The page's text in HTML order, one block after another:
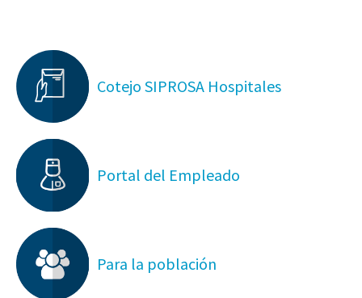
Cotejo SIPROSA Hospitales
Portal del Empleado
Para la población